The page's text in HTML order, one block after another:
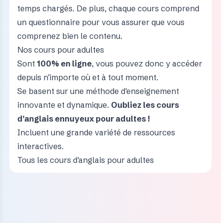
temps chargés. De plus, chaque cours comprend
un questionnaire pour vous assurer que vous
comprenez bien le contenu.
Nos cours pour adultes
Sont 100% en ligne, vous pouvez donc y accéder
depuis n'importe où et à tout moment.
Se basent sur une méthode d'enseignement
innovante et dynamique. Oubliez les cours
d'anglais ennuyeux pour adultes !
Incluent une grande variété de ressources
interactives.
Tous les cours d'anglais pour adultes